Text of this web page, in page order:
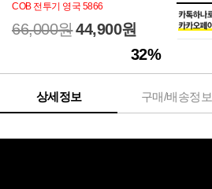
COB 전투기 영국 5866
66,000원44,900원
32%
상세정보 구매/배송정보